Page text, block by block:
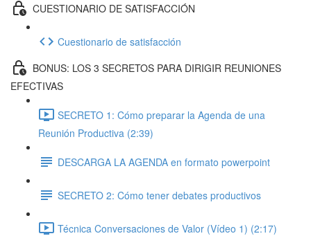
CUESTIONARIO DE SATISFACCIÓN
Cuestionario de satisfacción
BONUS: LOS 3 SECRETOS PARA DIRIGIR REUNIONES
EFECTIVAS
SECRETO 1: Cómo preparar la Agenda de una
Reunión Productiva (2:39)
DESCARGA LA AGENDA en formato powerpoint
SECRETO 2: Cómo tener debates productivos
Técnica Conversaciones de Valor (Vídeo 1) (2:17)